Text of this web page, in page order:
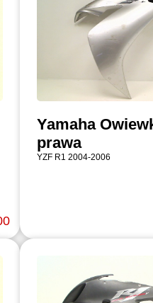
Yamaha
prawa
YZF R1 2004-2006